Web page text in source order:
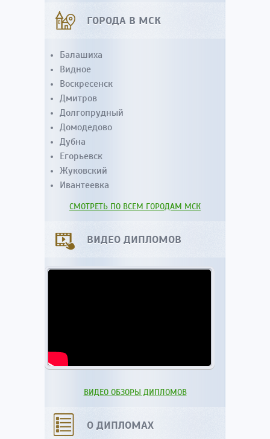
ГОРОДА В МСК
Балашиха
Видное
Воскресенск
Дмитров
Долгопрудный
Домодедово
Дубна
Егорьевск
Жуковский
Ивантеевка
СМОТРЕТЬ ПО ВСЕМ ГОРОДАМ МСК
ВИДЕО ДИПЛОМОВ
ВИДЕО ОБЗОРЫ ДИПЛОМОВ
О ДИПЛОМАХ